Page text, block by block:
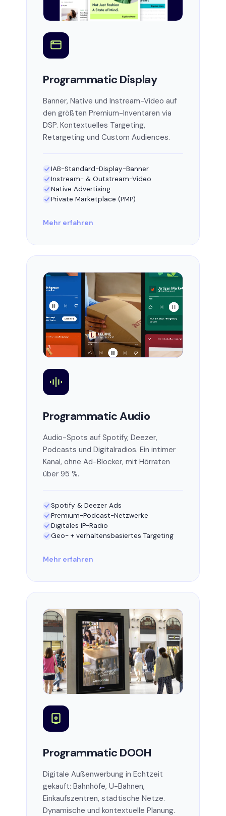
Programmatic Display
Banner, Native und Instream-Video auf
den größten Premium-Inventaren via
DSP. Kontextuelles Targeting,
Retargeting und Custom Audiences.
IAB-Standard-Display-Banner
Instream- & Outstream-Video
Native Advertising
Private Marketplace (PMP)
Mehr erfahren
Programmatic Audio
Audio-Spots auf Spotify, Deezer,
Podcasts und Digitalradios. Ein intimer
Kanal, ohne Ad-Blocker, mit Hörraten
über 95 %.
Spotify & Deezer Ads
Premium-Podcast-Netzwerke
Digitales IP-Radio
Geo- + verhaltensbasiertes Targeting
Mehr erfahren
Programmatic DOOH
Digitale Außenwerbung in Echtzeit
gekauft: Bahnhöfe, U-Bahnen,
Einkaufszentren, städtische Netze.
Dynamische und kontextuelle Planung.